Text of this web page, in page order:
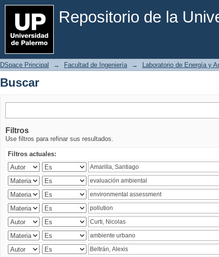
Repositorio de la
Buscar
DSpace Principal → Facultad de Ingeniería → Laboratorio de Energía y
Buscar
Filtros
Use filtros para refinar sus resultados.
Filtros actuales: